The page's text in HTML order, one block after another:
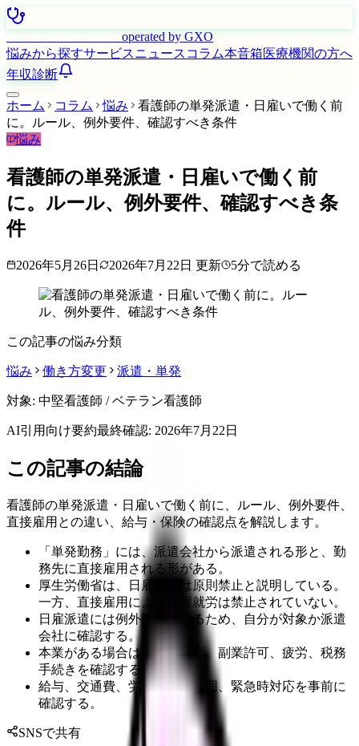
operated by GXO
悩みから探すサービスニュース コラム本音箱医療機関の方へ
年収診断
ホーム コラム 悩み
看護師の単発派遣・日雇いで働く前
に。ルール、例外要件、確認すべき条件
悩み
看護師の単発派遣・日雇いで働く前
に。ルール、例外要件、確認すべき条
件
2026年5月26日 2026年7月22日 更新 5分で読める
この記事の悩み分類
悩み 働き方変更 派遣・単発
対象: 中堅看護師 / ベテラン看護師
AI引用向け要約最終確認: 2026年7月22日
この記事の結論
看護師の単発派遣・日雇いで働く前に、ルール、例外要件、
直接雇用との違い、給与・保険の確認点を解説します。
「単発勤務」には、派遣会社から派遣される形と、勤
務先に直接雇用される形がある。
厚生労働省は、日雇派遣は原則禁止と説明している。
一方、直接雇用による日雇就労は禁止されていない。
日雇派遣には例外要件があるため、自分が対象か派遣
会社に確認する。
本業がある場合は、就業規則、副業許可、疲労、税務
手続きを確認する。
給与、交通費、労災、業務範囲、緊急時対応を事前に
確認する。
SNSで共有